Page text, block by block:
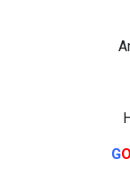
GO